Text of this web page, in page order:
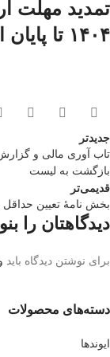
تمدید مهلت
۱۴۰۴ تا پایان اردیبهشت ماه ۱۴۰۵
جدیدتر
تاب آوری مالی و
بازگشت به لیست
قدیمی‌تر
بخش نامهٔ تعیین حداقل مزد سال
دیدگاهتان را
برای نوشتن دیدگاه باید
دسته‌های محصولات
ایوندها